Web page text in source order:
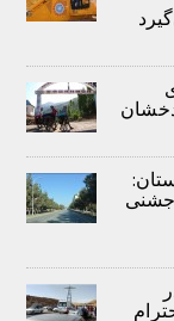
190 پروژه جشنی